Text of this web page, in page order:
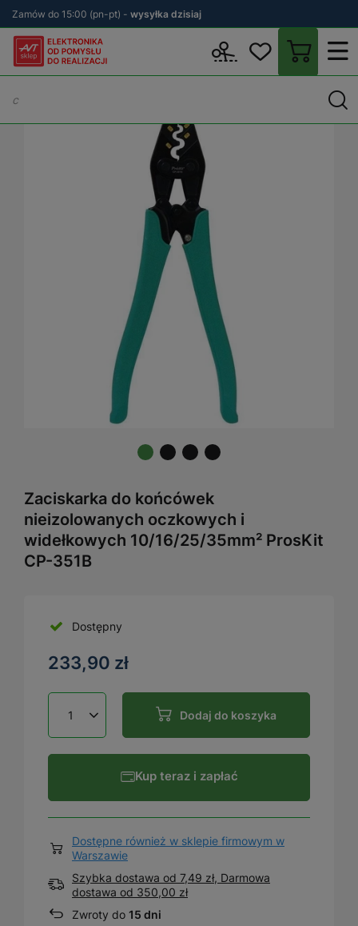
Zamów do 15:00 (pn-pt) - wysyłka dzisiaj
Zaciskarki
Zaciskarka do końcówek
nieizolowanych oczkowych i
widełkowych 10/16/25/35mm² ProsKit
CP-351B
Dostępny
233,90 zł
Dodaj do koszyka
Kup teraz i zapłać
Dostępne również w sklepie firmowym w
Warszawie
Szybka dostawa od 7,49 zł, Darmowa
dostawa od 350,00 zł
Zwroty do 15 dni